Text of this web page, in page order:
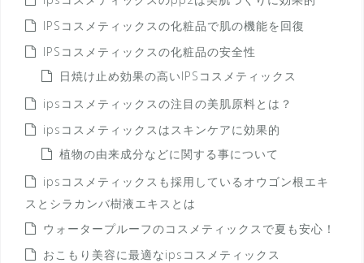
IPSコスメティックスの化粧品で肌の機能を回復
IPSコスメティックスの化粧品の安全性
日焼け止め効果の高いIPSコスメティックス
ipsコスメティックスの注目の美肌原料とは？
ipsコスメティックスはスキンケアに効果的
植物の由来成分などに関する事について
ipsコスメティックスも採用しているオウゴン根エキ
スとシラカンバ樹液エキスとは
ウォータープルーフのコスメティックスで夏も安心！
おこもり美容に最適なipsコスメティックス